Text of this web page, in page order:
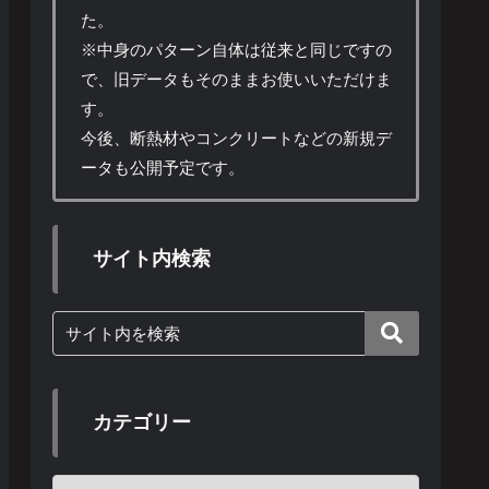
た。
※中身のパターン自体は従来と同じですの
で、旧データもそのままお使いいただけま
す。
今後、断熱材やコンクリートなどの新規デ
ータも公開予定です。
サイト内検索
カテゴリー